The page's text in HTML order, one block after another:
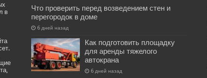
в
Что проверить перед возведением стен и
перегородок в доме
6 дней назад
Как подготовить площадку
для аренды тяжелого
автокрана
6 дней назад